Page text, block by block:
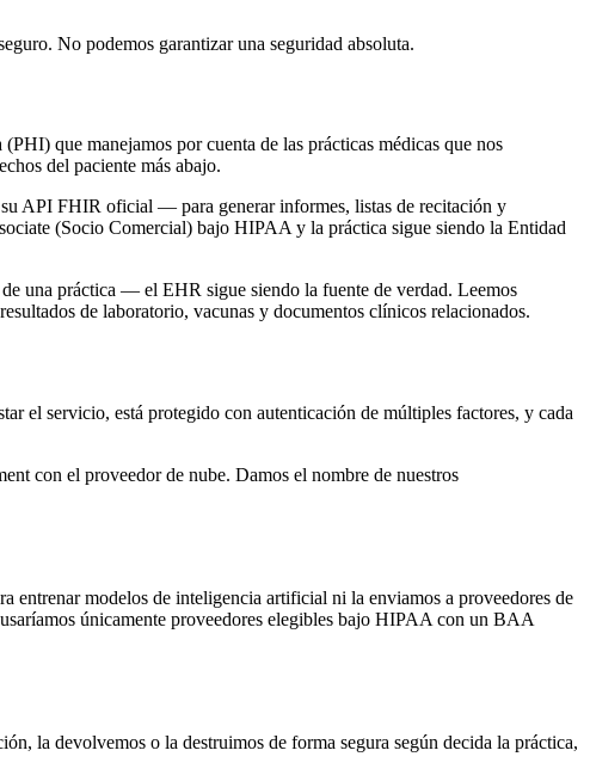
No podemos garantizar una seguridad absoluta.
que manejamos por cuenta de las prácticas médicas que nos
del paciente más abajo.
API FHIR oficial — para generar informes, listas de recitación y
(Socio Comercial) bajo HIPAA y la práctica sigue siendo la Entidad
una práctica — el EHR sigue siendo la fuente de verdad. Leemos
de laboratorio, vacunas y documentos clínicos relacionados.
el servicio, está protegido con autenticación de múltiples factores, y cada
con el proveedor de nube. Damos el nombre de nuestros
entrenar modelos de inteligencia artificial ni la enviamos a proveedores de
únicamente proveedores elegibles bajo HIPAA con un BAA
la devolvemos o la destruimos de forma segura según decida la práctica,